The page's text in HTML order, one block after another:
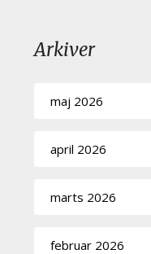
Arkiver
maj 2026
april 2026
marts 2026
februar 2026